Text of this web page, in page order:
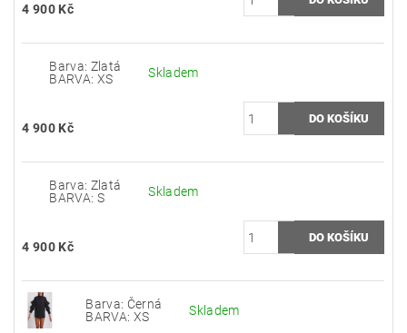
4 900 Kč
Barva: Zlatá
BARVA: XS
Skladem
4 900 Kč
Barva: Zlatá
BARVA: S
Skladem
4 900 Kč
Barva: Černá
BARVA: XS
Skladem